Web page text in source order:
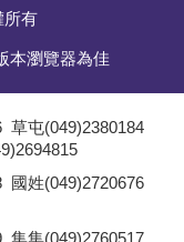
所有
本瀏覽器為佳
草屯(049)2380184
國姓(049)2720676
集集(049)2760517